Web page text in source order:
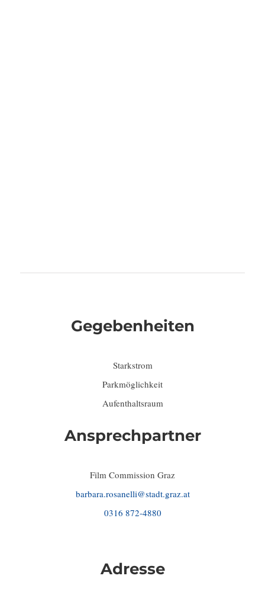
Gegebenheiten
Starkstrom
Parkmöglichkeit
Aufenthaltsraum
Ansprechpartner
Film Commission Graz
barbara.rosanelli@stadt.graz.at
0316 872-4880
Adresse